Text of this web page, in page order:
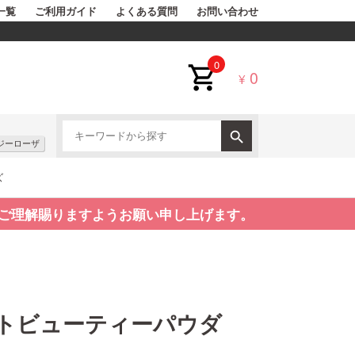
覧 ご利用ガイド よくある質問 お問い合わせ
0
¥ 0
ーローザ
解賜りますようお願い申し上げます。
ューティーパウダ